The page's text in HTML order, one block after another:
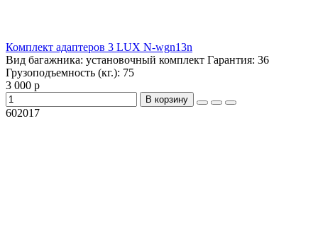
Комплект адаптеров 3 LUX N-wgn13n
Вид багажника: установочный комплект Гарантия: 36
Грузоподъемность (кг.): 75
3 000 р
В корзину
602017